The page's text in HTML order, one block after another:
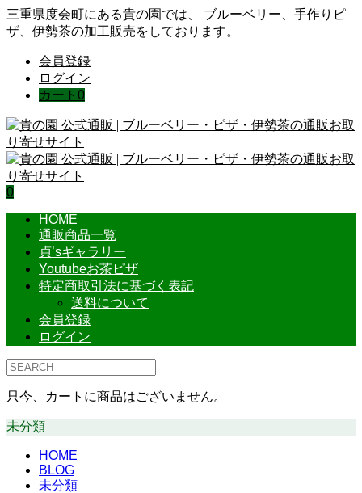
三重県度会町にある貴の園では、 ブルーベリー、手作りピ
ザ、伊勢茶の加工販売をしております。
会員登録
ログイン
カート 0
0
HOME
通販商品一覧
貞’sギャラリー
Youtubeお茶ピザ
特定商取引法に基づく表記
送料について
会員登録
ログイン
只今、カートに商品はございません。
未分類
HOME
BLOG
未分類